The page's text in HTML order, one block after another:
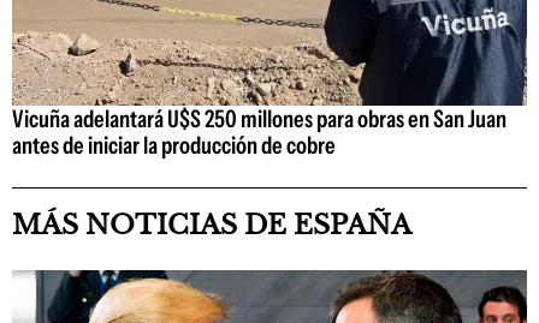
Vicuña adelantará U$S 250 millones para obras en San Juan
antes de iniciar la producción de cobre
MÁS NOTICIAS DE ESPAÑA